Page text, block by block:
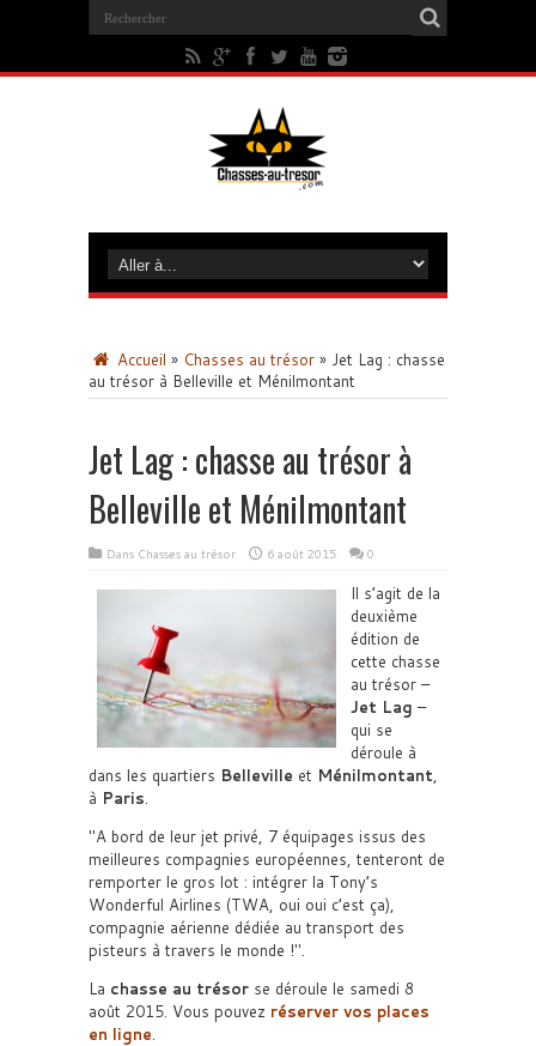
Accueil » Chasses au trésor » Jet Lag : chasse
au trésor à Belleville et Ménilmontant
Jet Lag : chasse au trésor à
Belleville et Ménilmontant
Dans Chasses au trésor 6 août 2015 0
Il s’agit de la
deuxième
édition de
cette chasse
au trésor –
Jet Lag –
qui se
déroule à
dans les quartiers Belleville et Ménilmontant,
à Paris.
A bord de leur jet privé, 7 équipages issus des
meilleures compagnies européennes, tenteront de
remporter le gros lot : intégrer la Tony’s
Wonderful Airlines (TWA, oui oui c’est ça),
compagnie aérienne dédiée au transport des
pisteurs à travers le monde ! .
La chasse au trésor se déroule le samedi 8
août 2015. Vous pouvez réserver vos places
en ligne.